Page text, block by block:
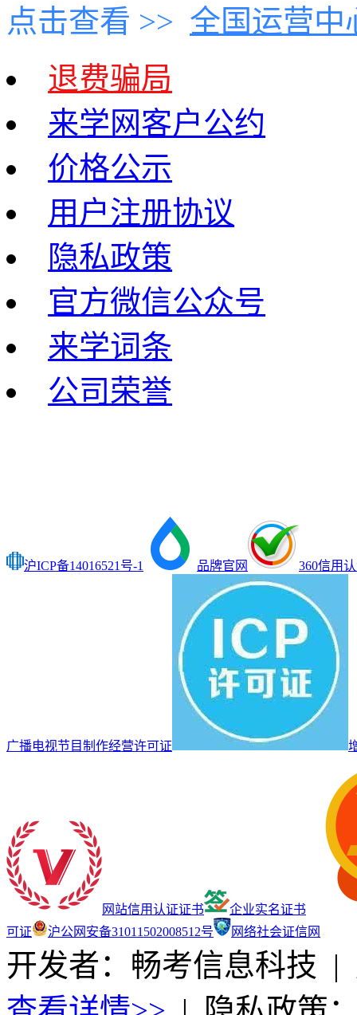
点击查看 >> 全国运营中
退费骗局
来学网客户公约
价格公示
用户注册协议
隐私政策
官方微信公众号
来学词条
公司荣誉
沪ICP备14016521号-1 品牌官网 360信用
广播电视节目制作经营许可证
网站信用认证证书
企业实名证书
可证
沪公网安备31011502008512号 网络社会证信网
开发者：畅考信息科技 |